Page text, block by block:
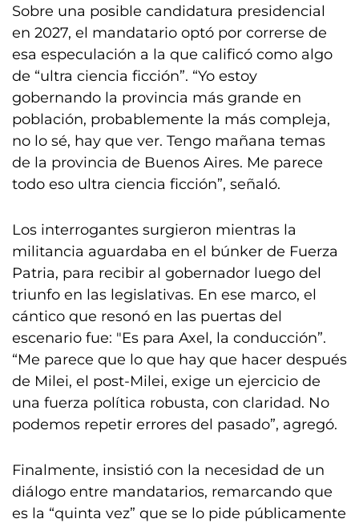
Sobre una posible candidatura presidencial
en 2027, el mandatario optó por correrse de
esa especulación a la que calificó como algo
de “ultra ciencia ficción”. “Yo estoy
gobernando la provincia más grande en
población, probablemente la más compleja,
no lo sé, hay que ver. Tengo mañana temas
de la provincia de Buenos Aires. Me parece
todo eso ultra ciencia ficción”, señaló.
Los interrogantes surgieron mientras la
militancia aguardaba en el búnker de Fuerza
Patria, para recibir al gobernador luego del
triunfo en las legislativas. En ese marco, el
cántico que resonó en las puertas del
escenario fue: "Es para Axel, la conducción”.
“Me parece que lo que hay que hacer después
de Milei, el post-Milei, exige un ejercicio de
una fuerza política robusta, con claridad. No
podemos repetir errores del pasado”, agregó.
Finalmente, insistió con la necesidad de un
diálogo entre mandatarios, remarcando que
es la “quinta vez” que se lo pide públicamente